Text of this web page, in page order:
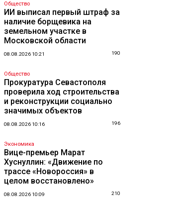
Общество
ИИ выписал первый штраф за
наличие борщевика на
земельном участке в
Московской области
08.08.2026 10:21 190
Общество
Прокуратура Севастополя
проверила ход строительства
и реконструкции социально
значимых объектов
08.08.2026 10:16 196
Экономика
Вице-премьер Марат
Хуснуллин: «Движение по
трассе «Новороссия» в
целом восстановлено»
08.08.2026 10:09 210